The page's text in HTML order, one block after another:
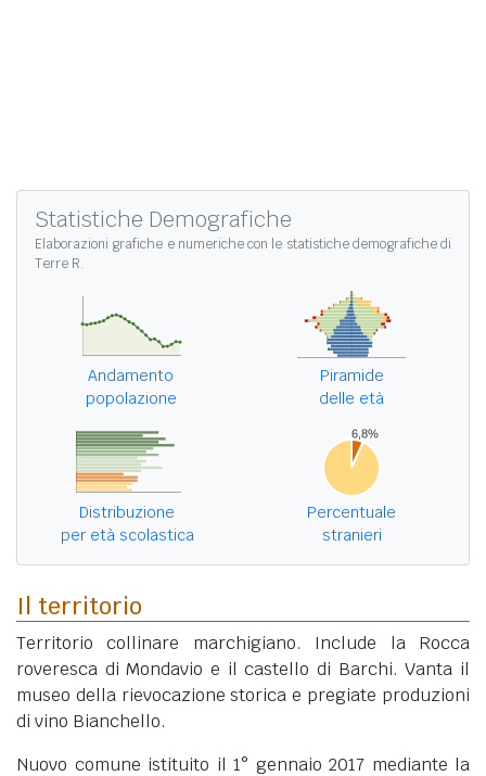
Statistiche Demografiche
Elaborazioni grafiche e numeriche con le statistiche demografiche di
Terre R.
Andamento
popolazione
Piramide
delle età
Distribuzione
per età scolastica
Percentuale
stranieri
Il territorio
Territorio collinare marchigiano. Include la Rocca
roveresca di Mondavio e il castello di Barchi. Vanta il
museo della rievocazione storica e pregiate produzioni
di vino Bianchello.
Nuovo comune istituito il 1° gennaio 2017 mediante la